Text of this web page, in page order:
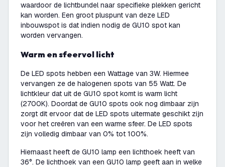
waardoor de lichtbundel naar specifieke plekken gericht
kan worden. Een groot pluspunt van deze LED
inbouwspot is dat indien nodig de GU10 spot kan
worden vervangen.
Warm en sfeervol licht
De LED spots hebben een Wattage van 3W. Hiermee
vervangen ze de halogenen spots van 55 Watt. De
lichtkleur dat uit de GU10 spot komt is warm licht
(2700K). Doordat de GU10 spots ook nog dimbaar zijn
zorgt dit ervoor dat de LED spots uitermate geschikt zijn
voor het creëren van een warme sfeer. De LED spots
zijn volledig dimbaar van 0% tot 100%.
Hiernaast heeft de GU10 lamp een lichthoek heeft van
36°. De lichthoek van een GU10 lamp geeft aan in welke